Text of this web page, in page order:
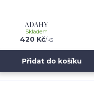
ADAHY
420 Kč/ks
Skladem
Přidat do košíku